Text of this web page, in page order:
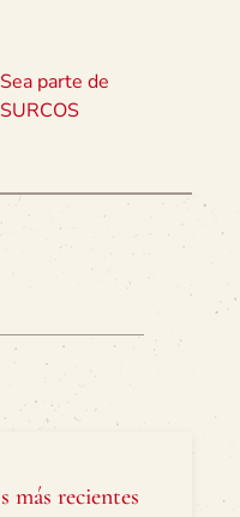
Sea parte de
SURCOS
más recientes